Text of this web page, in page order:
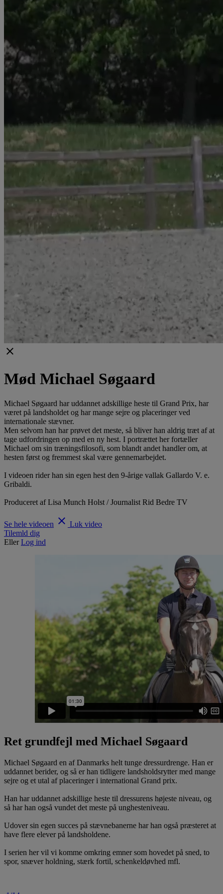
clear
Mød Michael Søgaard
Michael Søgaard har uddannet adskillige heste til Grand Prix, har
været på landsholdet og har mange sejre og placeringer ved
internationale stævner.
Men selvom han har prøvet det meste, så bliver han aldrig træt af at
tage udfordringen op med en ny hest. I portrættet her fortæller
Michael om sin træningsfilosofi, som blandt andet handler om, at
hesten først og fremmest skal være gennemarbejdet.
I videoen rider han sin egen hest den 9-årige vallak Gallardo V. e.
Gribaldi.
Produceret af Lisa Munch Holst / Journalist Rid Bedre TV
Se hele videoen clear Luk video
Tilemld dig
EllerLog ind
Ret grundfejl med Michael Søgaard
Michael Søgaard en af Danmarks helt tunge dressurdrenge. Han er
uddannet berider, og så er han tidligere landsholdsrytter med mange
sejre og et utal af placeringer i international Grand prix.
Han har uddannet adskillige heste til dressurens højeste niveau, og
så har han også vundet det meste på unghesteniveau.
Udover sin egen succes på stævnebanerne har han også præsteret at
have flere elever på landsholdene.
I serien her vil vi komme omkring emner som hovedet på sned, to
spor, snæver holdning, stærk fortil, schenkeldøvhed mfl.